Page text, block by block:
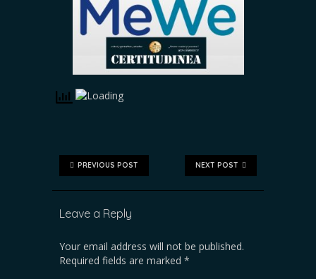
NEXT POST
PREVIOUS POST
Leave a Reply
Your email address will not be published.
Required fields are marked *